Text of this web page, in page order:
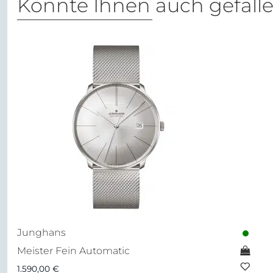
Könnte Ihnen auch
Junghans
Meister Fein Automatic
1.590,00 €